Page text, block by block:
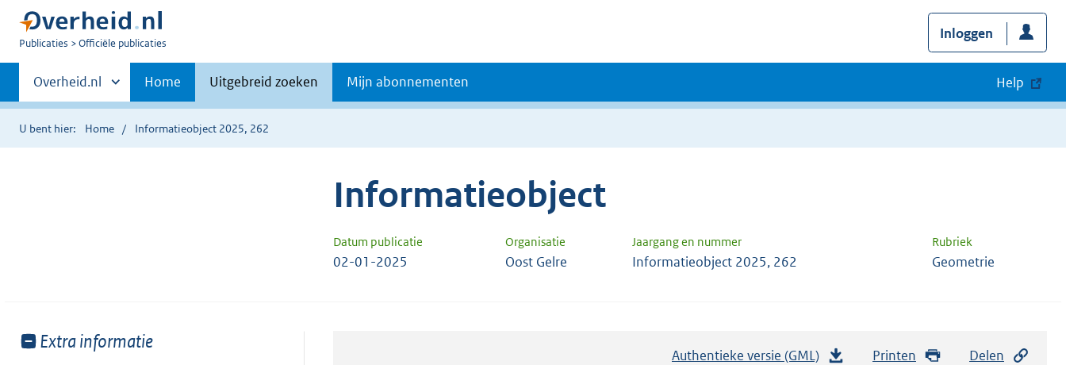
U
Publicaties Officiële publicaties
Inloggen
Primaire
navigatie
Andere
sites
binnen
Overheid.nl Home Uitgebreid zoeken Mijn abonnementen Help
U bent hier: Home Informatieobject 2025, 262
Informatieobject
Datum publicatie Organisatie Jaargang en nummer Rubriek
02-01-2025 Oost Gelre Informatieobject 2025, 262 Geometrie
Toon
Extra informatie
Authentieke versie (GML) Printen Delen